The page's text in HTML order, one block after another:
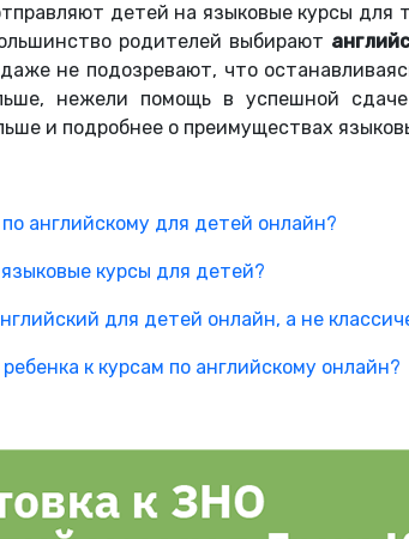
детей на языковые курсы
родителей выбирают
не подозревают, что
нежели помощь в успешной
и подробнее о преимуществах
английскому для детей онлайн?
курсы для детей?
для детей онлайн, а не
к курсам по английскому онлайн?